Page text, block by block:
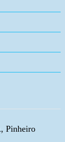
Pinheiro